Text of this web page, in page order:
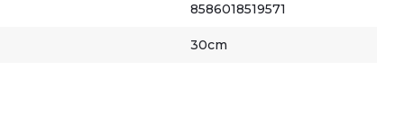
8586018519571
30cm